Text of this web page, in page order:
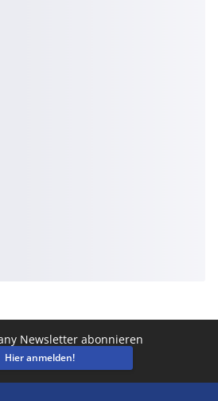
Newsletter abonnieren
Hier anmelden!